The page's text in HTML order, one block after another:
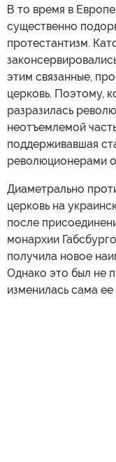
В то время в
существенно
протестантизм.
этим связанные,
церковь. Поэтому,
разразилась
неотъемлемой
поддерживавшая
революционерами
Диаметрально
церковь на
после
монархии
получила новое
Однако это был не
изменилась сама ее